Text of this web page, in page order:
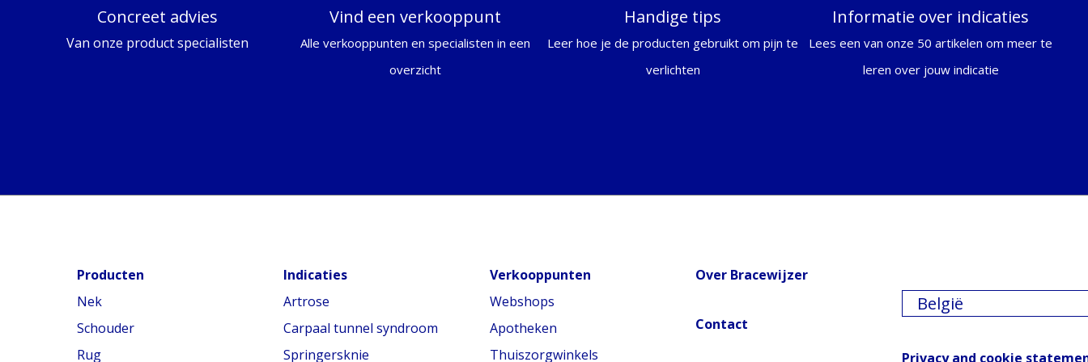
Concreet advies
Van onze product specialisten
Vind een verkooppunt
Alle verkooppunten en specialisten in een
overzicht
Handige tips
Leer hoe je de producten gebruikt om pijn te
verlichten
Informatie over indicaties
Lees een van onze 50 artikelen om meer te
leren over jouw indicatie
Producten
Nek
Schouder
Rug
Indicaties
Artrose
Carpaal tunnel syndroom
Springersknie
Verkooppunten
Webshops
Apotheken
Thuiszorgwinkels
Over Bracewijzer
Contact
België
Privacy and cookie